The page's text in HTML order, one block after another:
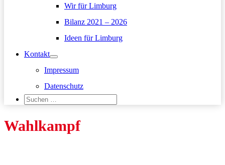
Wir für Limburg
Bilanz 2021 – 2026
Ideen für Limburg
Kontakt
Impressum
Datenschutz
Suchen
nach:
Wahlkampf